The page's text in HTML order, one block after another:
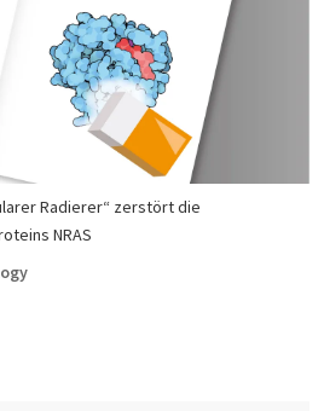
Radierer“ zerstört die
NRAS